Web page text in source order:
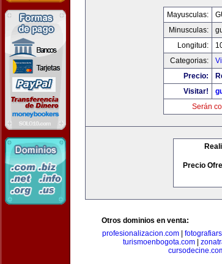
Mayusculas:
Minusculas:
Longitud:
Categorias:
Precio:
Visitar!
Serán
Precio
Otros dominios en venta:
profesionalizacion.com
turismoenbogota.com